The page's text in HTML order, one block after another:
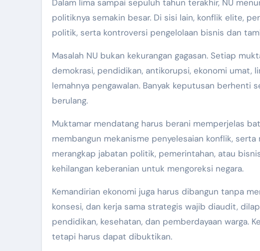
Dalam lima sampai sepuluh tahun terakhir, NU
politiknya semakin besar. Di sisi lain, konflik elite,
politik, serta kontroversi pengelolaan bisnis dan
Masalah NU bukan kekurangan gagasan. Setiap
demokrasi, pendidikan, antikorupsi, ekonomi umat,
lemahnya pengawalan. Banyak keputusan berhenti
berulang.
Muktamar mendatang harus berani memperjelas
membangun mekanisme penyelesaian konflik,
merangkap jabatan politik, pemerintahan, atau
kehilangan keberanian untuk mengoreksi negara.
Kemandirian ekonomi juga harus dibangun tanpa
konsesi, dan kerja sama strategis wajib diaudit,
pendidikan, kesehatan, dan pemberdayaan warga.
tetapi harus dapat dibuktikan.